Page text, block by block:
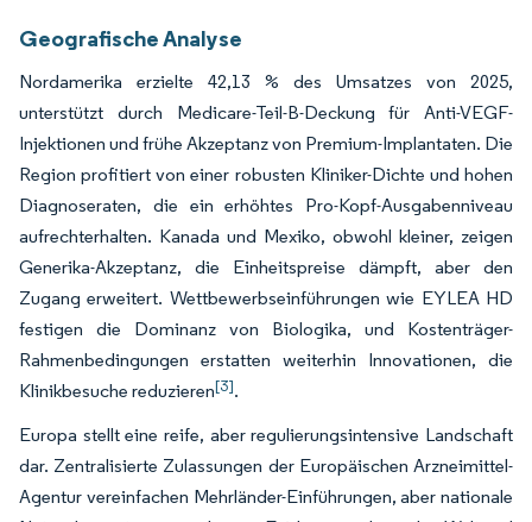
Geografische Analyse
Nordamerika erzielte 42,13 % des Umsatzes von 2025,
unterstützt durch Medicare-Teil-B-Deckung für Anti-VEGF-
Injektionen und frühe Akzeptanz von Premium-Implantaten. Die
Region profitiert von einer robusten Kliniker-Dichte und hohen
Diagnoseraten, die ein erhöhtes Pro-Kopf-Ausgabenniveau
aufrechterhalten. Kanada und Mexiko, obwohl kleiner, zeigen
Generika-Akzeptanz, die Einheitspreise dämpft, aber den
Zugang erweitert. Wettbewerbseinführungen wie EYLEA HD
festigen die Dominanz von Biologika, und Kostenträger-
Rahmenbedingungen erstatten weiterhin Innovationen, die
Klinikbesuche reduzieren[3].
Europa stellt eine reife, aber regulierungsintensive Landschaft
dar. Zentralisierte Zulassungen der Europäischen Arzneimittel-
Agentur vereinfachen Mehrländer-Einführungen, aber nationale